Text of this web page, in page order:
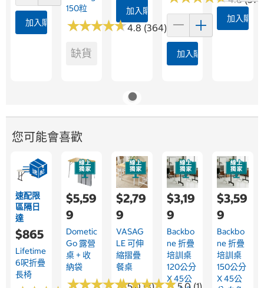
加入購物車
150粒
★★★★★
★★★★★4.8 (364)
缺貨
加入購物車
加入購物車
加入購物
您可能會喜歡
速配限
區隔日
達
$865
Lifetime
6呎折疊
長椅
$5,59
9
Dometic
Go 露營
桌 + 收
納袋
★★★★★
★★★★★
$2,79
9
VASAG
LE 可伸
縮摺疊
餐桌
★★★★★
★★★★★
$3,19
9
Backbo
Ne 折疊
培訓桌
120公分
X 45公
$3,59
9
Backbo
Ne 折疊
培訓桌
150公分
X 45公